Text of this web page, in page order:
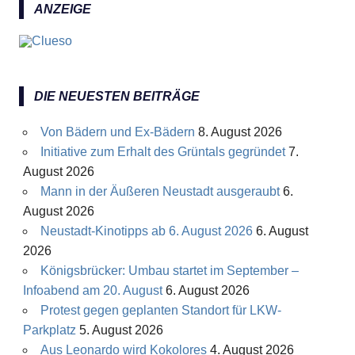
ANZEIGE
DIE NEUESTEN BEITRÄGE
Von Bädern und Ex-Bädern 8. August 2026
Initiative zum Erhalt des Grüntals gegründet 7.
August 2026
Mann in der Äußeren Neustadt ausgeraubt 6.
August 2026
Neustadt-Kinotipps ab 6. August 2026 6. August
2026
Königsbrücker: Umbau startet im September –
Infoabend am 20. August 6. August 2026
Protest gegen geplanten Standort für LKW-
Parkplatz 5. August 2026
Aus Leonardo wird Kokolores 4. August 2026